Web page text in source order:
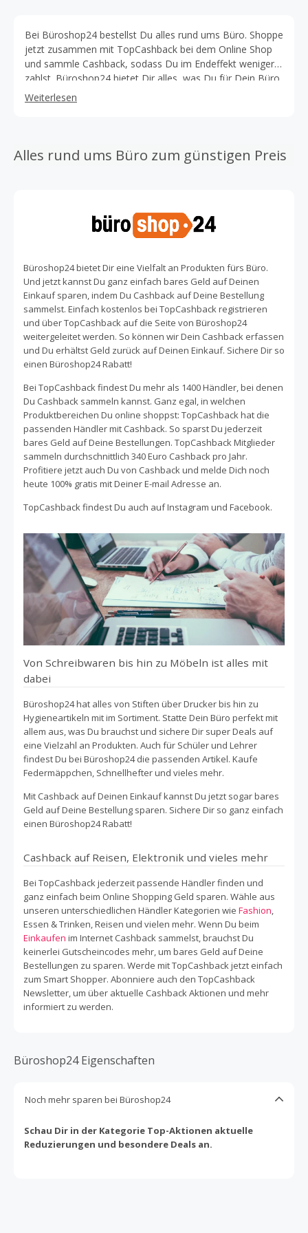
Bei Büroshop24 bestellst Du alles rund ums Büro. Shoppe
jetzt zusammen mit TopCashback bei dem Online Shop
und sammle Cashback, sodass Du im Endeffekt weniger
zahlst. Büroshop24 bietet Dir alles, was Du für Dein Büro
brauchen könntest. Ob Büromöbel, verschiedene Technik
Produkte oder Hygieneartikel: Mit Büroshop24 wird jedes
Ordner & Mappen, Schreibwaren, Versand, Präsentation,
Schulbedarf, Bürobedarf, Technik, Möbel, Reinigung &
Du suchst. Schau auch in der Rubrik Themen- &
Markenshops vorbei und filtere Deine Suche so genau
kaufen bereits bei Büroshop24 ein. Bestelle jetzt Deine
neuen Büroartikel und mehr in dem Online Shop und
profitiere von den tollen Angeboten. Unter Top Aktionen
findest Du aktuelle Deals, mit denen Du Geld auf Deine
neuen Artikel sparen kannst. Noch mehr sparen kannst
Du beim Einkaufen bei Büroshop24, wenn Du Cashback
auf Deinen Einkauf sammelst. Um durch Cashback zu
sparen, melde Dich einfach kostenlos mit Deiner E-mail
Adresse bei TopCashback an, geh über TopCashback auf
die Website von Büroshop24 und sammle so automatisch
Cashback, wenn Du Deinen Online Einkauf tätigst.
Weiterlesen
Alles rund ums Büro zum günstigen Preis
Büroshop24 bietet Dir eine Vielfalt an Produkten fürs Büro.
Und jetzt kannst Du ganz einfach bares Geld auf Deinen
Einkauf sparen, indem Du Cashback auf Deine Bestellung
sammelst. Einfach kostenlos bei TopCashback registrieren
und über TopCashback auf die Seite von Büroshop24
weitergeleitet werden. So können wir Dein Cashback erfassen
und Du erhältst Geld zurück auf Deinen Einkauf. Sichere Dir so
einen Büroshop24 Rabatt!
Bei TopCashback findest Du mehr als 1400 Händler, bei denen
Du Cashback sammeln kannst. Ganz egal, in welchen
Produktbereichen Du online shoppst: TopCashback hat die
passenden Händler mit Cashback. So sparst Du jederzeit
bares Geld auf Deine Bestellungen. TopCashback Mitglieder
sammeln durchschnittlich 340 Euro Cashback pro Jahr.
Profitiere jetzt auch Du von Cashback und melde Dich noch
heute 100% gratis mit Deiner E-mail Adresse an.
TopCashback findest Du auch auf Instagram und Facebook.
Von Schreibwaren bis hin zu Möbeln ist alles mit
dabei
Büroshop24 hat alles von Stiften über Drucker bis hin zu
Hygieneartikeln mit im Sortiment. Statte Dein Büro perfekt mit
allem aus, was Du brauchst und sichere Dir super Deals auf
eine Vielzahl an Produkten. Auch für Schüler und Lehrer
findest Du bei Büroshop24 die passenden Artikel. Kaufe
Federmäppchen, Schnellhefter und vieles mehr.
Mit Cashback auf Deinen Einkauf kannst Du jetzt sogar bares
Geld auf Deine Bestellung sparen. Sichere Dir so ganz einfach
einen Büroshop24 Rabatt!
Cashback auf Reisen, Elektronik und vieles mehr
Bei TopCashback jederzeit passende Händler finden und
ganz einfach beim Online Shopping Geld sparen. Wähle aus
unseren unterschiedlichen Händler Kategorien wie Fashion,
Essen & Trinken, Reisen und vielen mehr. Wenn Du beim
Einkaufen im Internet Cashback sammelst, brauchst Du
keinerlei Gutscheincodes mehr, um bares Geld auf Deine
Bestellungen zu sparen. Werde mit TopCashback jetzt einfach
zum Smart Shopper. Abonniere auch den TopCashback
Newsletter, um über aktuelle Cashback Aktionen und mehr
informiert zu werden.
Büroshop24 Eigenschaften
Noch mehr sparen bei Büroshop24
Schau Dir in der Kategorie Top-Aktionen aktuelle
Reduzierungen und besondere Deals an.